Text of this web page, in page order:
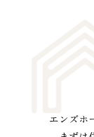
エンズホ